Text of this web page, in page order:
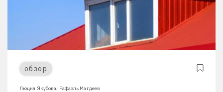
обзор
Люция Якубова, Рафаэль Магдеев